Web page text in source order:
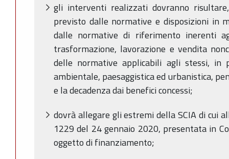
gli interventi realizzati dovranno
previsto dalle normative e disposizioni in
dalle normative di riferimento inerenti
trasformazione, lavorazione e vendita
delle normative applicabili agli stessi, in
ambientale, paesaggistica ed urbanistica,
e la decadenza dai benefici concessi;
dovrà allegare gli estremi della SCIA di cui
1229 del 24 gennaio 2020, presentata in
oggetto di finanziamento;